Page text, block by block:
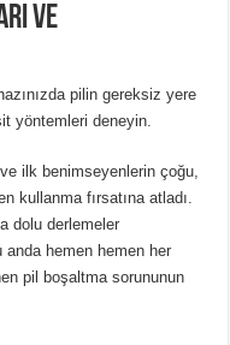
ve
pilin gereksiz yere
yöntemleri deneyin.
ilk benimseyenlerin çoğu,
kullanma fırsatına atladı.
dolu derlemeler
anda hemen hemen her
pil boşaltma sorununun